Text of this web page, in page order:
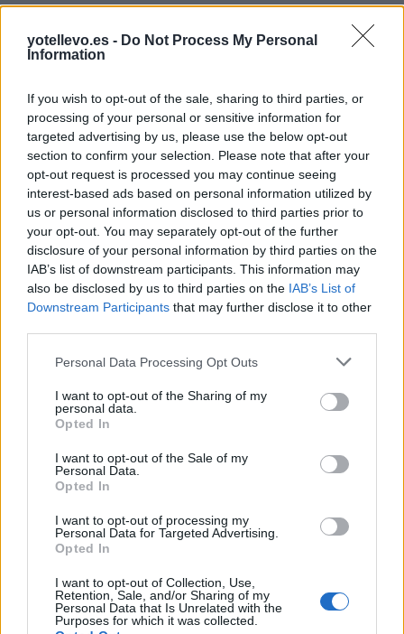
yotellevo.es - Do Not Process My Personal
Information
If you wish to opt-out of the sale, sharing to third parties, or
processing of your personal or sensitive information for
targeted advertising by us, please use the below opt-out
section to confirm your selection. Please note that after your
opt-out request is processed you may continue seeing
interest-based ads based on personal information utilized by
us or personal information disclosed to third parties prior to
your opt-out. You may separately opt-out of the further
disclosure of your personal information by third parties on the
IAB’s list of downstream participants. This information may
also be disclosed by us to third parties on the IAB’s List of
Downstream Participants that may further disclose it to other
Personal Data Processing Opt Outs
I want to opt-out of the Sharing of my
personal data.
Opted In
I want to opt-out of the Sale of my
Personal Data.
Opted In
I want to opt-out of processing my
Personal Data for Targeted Advertising.
Opted In
I want to opt-out of Collection, Use,
Retention, Sale, and/or Sharing of my
Personal Data that Is Unrelated with the
Purposes for which it was collected.
Cómo ir desde Esparreguera a Arbúcies